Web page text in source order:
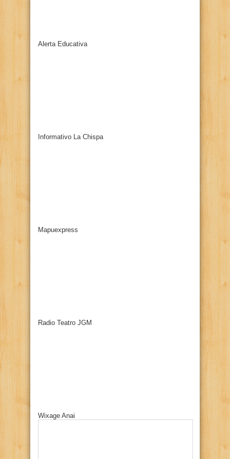
Alerta Educativa
Informativo La Chispa
Mapuexpress
Radio Teatro JGM
Wixage Anai